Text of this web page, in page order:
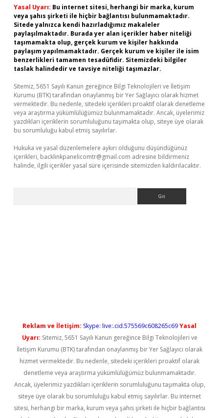
Yasal Uyarı: Bu internet sitesi, herhangi bir marka, kurum
veya şahıs şirketi ile hiçbir bağlantısı bulunmamaktadır.
Sitede yalnızca kendi hazırladığımız makaleler
paylaşılmaktadır. Burada yer alan içerikler haber niteliği
taşımamakta olup, gerçek kurum ve kişiler hakkında
paylaşım yapılmamaktadır. Gerçek kurum ve kişiler ile isim
benzerlikleri tamamen tesadüfidir. Sitemizdeki bilgiler
taslak halindedir ve tavsiye niteliği taşımazlar.
Sitemiz, 5651 Sayılı Kanun gereğince Bilgi Teknolojileri ve İletişim
Kurumu (BTK) tarafından onaylanmış bir Yer Sağlayıcı olarak hizmet
vermektedir. Bu nedenle, sitedeki içerikleri proaktif olarak denetleme
veya araştırma yükümlülüğümüz bulunmamaktadır. Ancak, üyelerimiz
yazdıkları içeriklerin sorumluluğunu taşımakta olup, siteye üye olarak
bu sorumluluğu kabul etmiş sayılırlar.
Hukuka ve yasal düzenlemelere aykırı olduğunu düşündüğünüz
içerikleri, backlinkpanelicomtr@gmail.com adresine bildirmeniz
halinde, ilgili içerikler yasal süre içerisinde sitemizden kaldırılacaktır.
Reklam ve İletişim: Skype: live:.cid.575569c608265c69Yasal
Uyarı: Sitemiz, 5651 Sayılı Kanun gereğince Bilgi Teknolojileri ve
İletişim Kurumu (BTK) tarafından onaylanmış bir Yer Sağlayıcı olarak
hizmet vermektedir. Bu nedenle, sitedeki içerikleri proaktif olarak
denetleme veya araştırma yükümlülüğümüz bulunmamaktadır.
Ancak, üyelerimiz yazdıkları içeriklerin sorumluluğunu taşımakta olup,
siteye üye olarak bu sorumluluğu kabul etmiş sayılırlar. Bu internet
sitesi, herhangi bir marka, kurum veya şahıs şirketi ile hiçbir bağlantısı